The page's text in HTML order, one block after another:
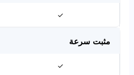
✓
مثبت سرعة
✓